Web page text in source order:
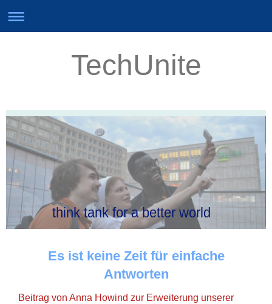
TechUnite
think tank for a better world
Es ist keine Zeit für einfache
Antworten
Beitrag von Anna Howind zur Erweiterung unserer